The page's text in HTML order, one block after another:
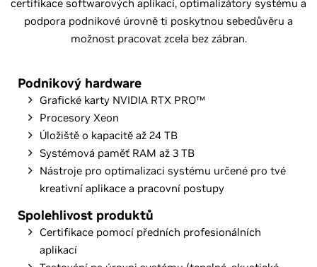
certifikace softwarových aplikací, optimalizátory systému a
podpora podnikové úrovně ti poskytnou sebedůvěru a
možnost pracovat zcela bez zábran.
Podnikový hardware
Grafické karty NVIDIA RTX PRO™
Procesory Xeon
Úložiště o kapacitě až 24 TB
Systémová paměť RAM až 3 TB
Nástroje pro optimalizaci systému určené pro tvé
kreativní aplikace a pracovní postupy
Spolehlivost produktů
Certifikace pomocí předních profesionálních
aplikací